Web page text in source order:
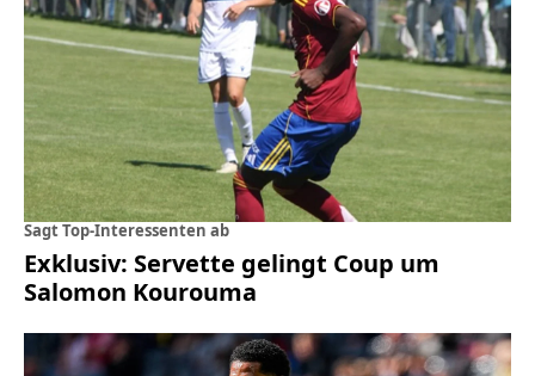
Sagt Top-Interessenten ab
Exklusiv: Servette gelingt Coup um
Salomon Kourouma